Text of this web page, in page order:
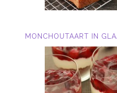
MONCHOUTAART IN